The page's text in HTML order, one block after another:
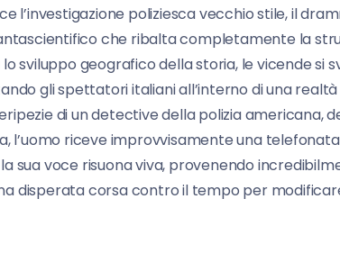
l’investigazione poliziesca vecchio stile, il
che ribalta completamente la
sviluppo geografico della storia, le vicende si
gli spettatori italiani all’interno di una
di un detective della polizia americana,
l’uomo riceve improvvisamente una
sua voce risuona viva, provenendo
disperata corsa contro il tempo per